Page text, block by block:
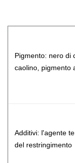
Pigmento: nero di
caolino, pigmento
Additivi: l'agente
del restringimento